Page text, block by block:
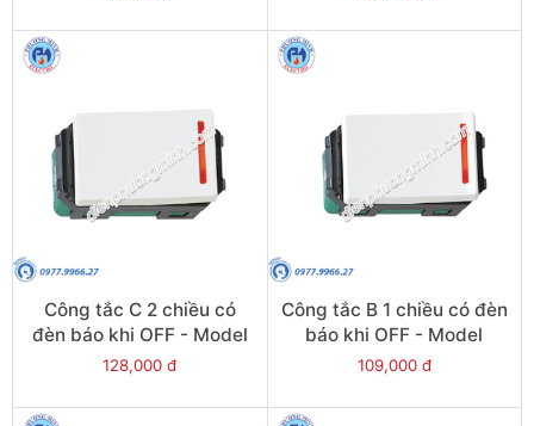
Công tắc C 2 chiều có
đèn báo khi OFF - Model
WEVH5152-51
128,000 đ
Công tắc B 1 chiều có đèn
báo khi OFF - Model
WEVH5151-7
109,000 đ